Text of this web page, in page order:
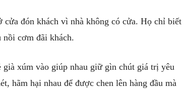
đón khách vì nhà không có cửa. Họ chỉ biết
nồi cơm đãi khách.
xúm vào giúp nhau giữ gìn chút giá trị yêu
hãm hại nhau để được chen lên hàng đầu mà